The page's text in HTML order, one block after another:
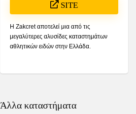
SITE
Η Zakcret αποτελεί μια από τις
μεγαλύτερες αλυσίδες καταστημάτων
αθλητικών ειδών στην Ελλάδα.
Άλλα καταστήματα